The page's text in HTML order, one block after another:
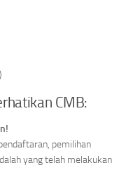
CMB:
pemilihan
yang telah melakukan